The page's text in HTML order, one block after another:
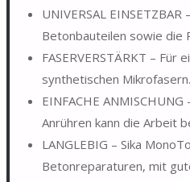
UNIVERSAL
Betonbauteilen sowie die
FASERVERSTÄRKT –
synthetischen
EINFACHE
Anrühren kann die Arbeit
LANGLEBIG – Sika
Betonreparaturen, mit